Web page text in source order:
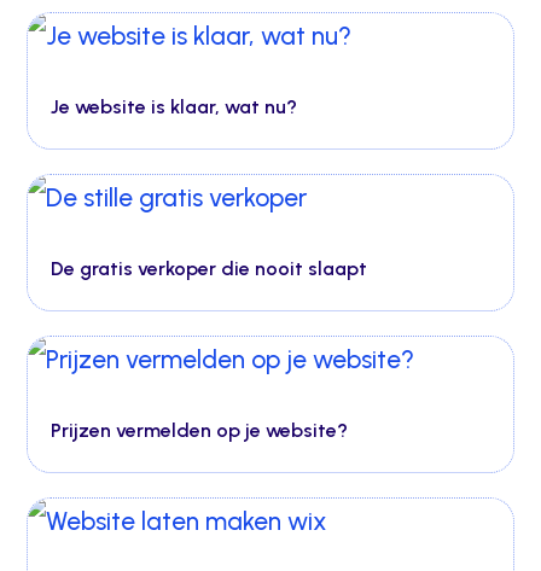
Je website is klaar, wat nu?
De gratis verkoper die nooit slaapt
Prijzen vermelden op je website?